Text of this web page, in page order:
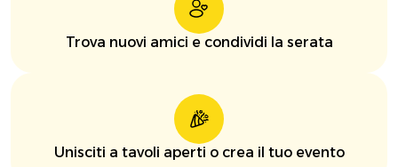
Trova nuovi amici e condividi la serata
Unisciti a tavoli aperti o crea il tuo evento